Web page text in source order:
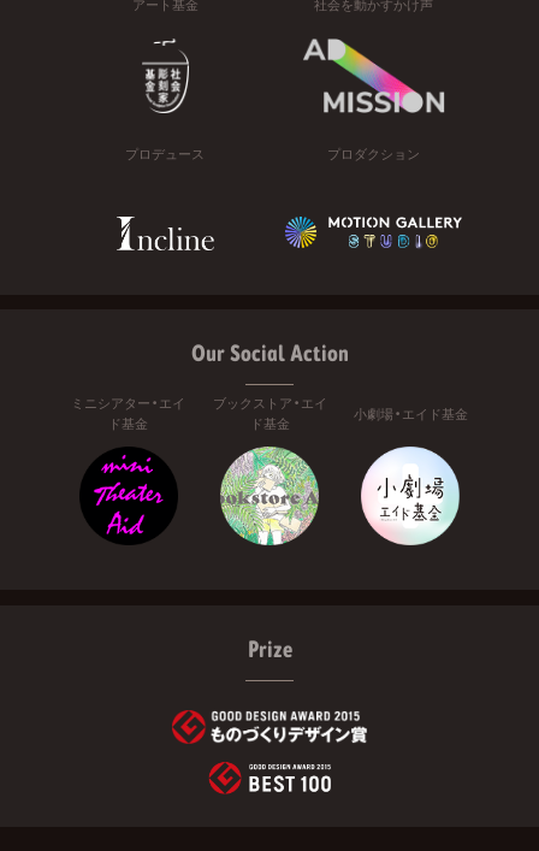
アート基金 社会を動かすかけ声
プロデュース プロダクション
Our Social Action
ミニシアター・エイ
ド基金
ブックストア・エイ
ド基金
小劇場・エイド基金
Prize